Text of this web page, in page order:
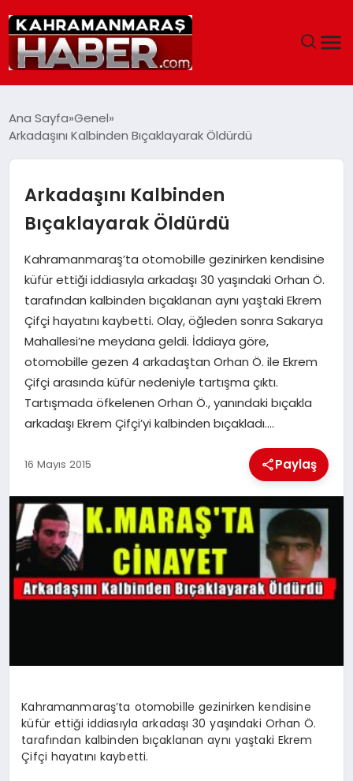
SIYASET
EĞITIM
EKONOMI
SAĞLIK
GENEL
SPOR
İLÇE HABERLERI
DÜNYA
İLETIŞIM
YAZARLAR
KÜNYE
Ana Sayfa Genel
Arkadaşını Kalbinden Bıçaklayarak Öldürdü
Arkadaşını Kalbinden
Bıçaklayarak Öldürdü
Kahramanmaraş’ta otomobille gezinirken kendisine
küfür ettiği iddiasıyla arkadaşı 30 yaşındaki Orhan Ö.
tarafından kalbinden bıçaklanan aynı yaştaki Ekrem
Çifçi hayatını kaybetti. Olay, öğleden sonra Sakarya
Mahallesi’ne meydana geldi. İddiaya göre,
otomobille gezen 4 arkadaştan Orhan Ö. ile Ekrem
Çifçi arasında küfür nedeniyle tartışma çıktı.
Tartışmada öfkelenen Orhan Ö., yanındaki bıçakla
arkadaşı Ekrem Çifçi’yi kalbinden bıçakladı….
16 Mayıs 2015 Paylaş
Kahramanmaraş’ta otomobille gezinirken kendisine
küfür ettiği iddiasıyla arkadaşı 30 yaşındaki Orhan Ö.
tarafından kalbinden bıçaklanan aynı yaştaki Ekrem
Çifçi hayatını kaybetti.